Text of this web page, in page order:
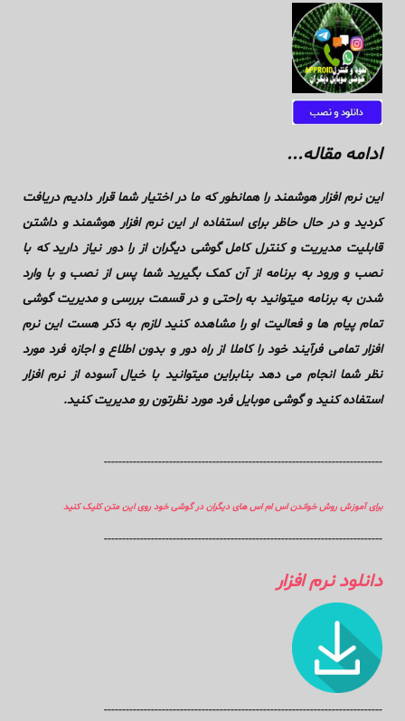
ادامه مقاله...
این نرم افزار هوشمند را همانطور که ما در اختیار شما قرار دادیم دریافت
کردید و در حال حاظر برای استفاده ار این نرم افزار هوشمند و داشتن
قابلیت مدیریت و کنترل کامل گوشی دیگران از را دور نیاز دارید که با
نصب و ورود به برنامه از آن کمک بگیرید شما پس از نصب و با وارد
شدن به برنامه میتوانید به راحتی و در قسمت بررسی و مدیریت گوشی
تمام پیام ها و فعالیت او را مشاهده کنید لازم به ذکر هست این نرم
افزار تمامی فرآیند خود را کاملا از راه دور و بدون اطلاع و اجازه فرد مورد
نظر شما انجام می دهد بنابراین میتوانید با خیال آسوده از نرم افزار
استفاده کنید و گوشی موبایل فرد مورد نظرتون رو مدیریت کنید.
-----------------------------------------------------------------------------
برای آموزش روش خواندن اس ام اس های دیگران در گوشی خود روی این متن کلیک کنید
-----------------------------------------------------------------------------
دانلود نرم افزار
-----------------------------------------------------------------------------